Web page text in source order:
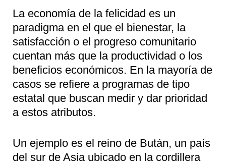
La economía de la felicidad es un
paradigma en el que el bienestar, la
satisfacción o el progreso comunitario
cuentan más que la productividad o los
beneficios económicos. En la mayoría de
casos se refiere a programas de tipo
estatal que buscan medir y dar prioridad
a estos atributos.
Un ejemplo es el reino de Bután, un país
del sur de Asia ubicado en la cordillera